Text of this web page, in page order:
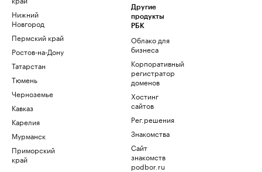
Нижний
Новгород
Пермский край
Ростов-на-Дону
Татарстан
Тюмень
Черноземье
Кавказ
Карелия
Мурманск
Приморский
край
Другие
продукты
РБК
Облако для
бизнеса
Корпоративный
регистратор
доменов
Хостинг
сайтов
Рег.решения
Знакомства
Сайт
знакомств
podbor.ru